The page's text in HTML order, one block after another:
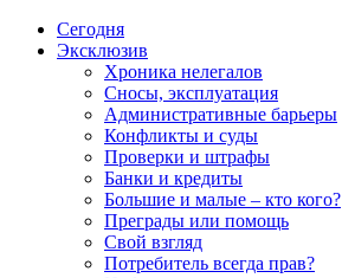
Сегодня
Эксклюзив
Хроника нелегалов
Сносы, эксплуатация
Административные барьеры
Конфликты и суды
Проверки и штрафы
Банки и кредиты
Большие и малые – кто кого?
Преграды или помощь
Свой взгляд
Потребитель всегда прав?